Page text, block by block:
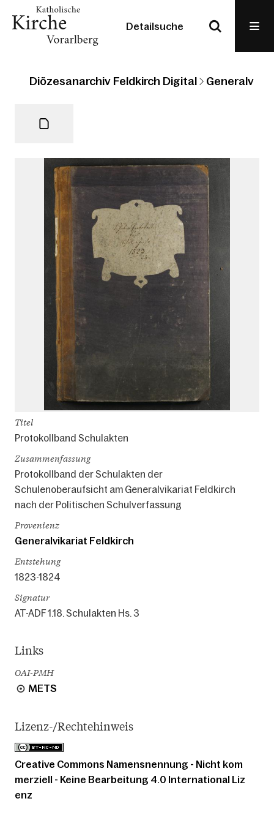
Detailsuche
Diözesanarchiv Feldkirch Digital
Titel
Protokollband Schulakten
Zusammenfassung
Protokollband der Schulakten der
Schulenoberaufsicht am Generalvikariat Feldkirch
nach der Politischen Schulverfassung
Provenienz
Generalvikariat Feldkirch
Entstehung
1823-1824
Signatur
AT-ADF 1.18. Schulakten Hs. 3
Links
OAI-PMH
METS
Lizenz-/Rechtehinweis
Creative Commons Namensnennung - Nicht kom
merziell - Keine Bearbeitung 4.0 International Liz
enz